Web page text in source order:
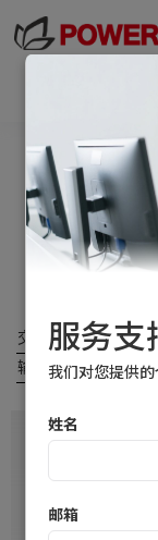
交流
输出电压
服务支
我们对您提供的
姓名
邮箱